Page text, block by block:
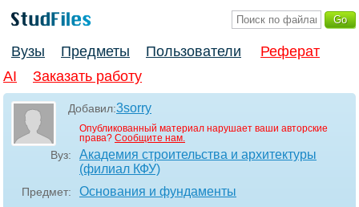
Вузы Предметы Пользователи
Реферат
AI
Заказать работу
Добавил:3sorry
Опубликованный материал нарушает ваши авторские
права? Сообщите нам.
Вуз:
Академия строительства и архитектуры
(филиал КФУ)
Предмет: Основания и фундаменты